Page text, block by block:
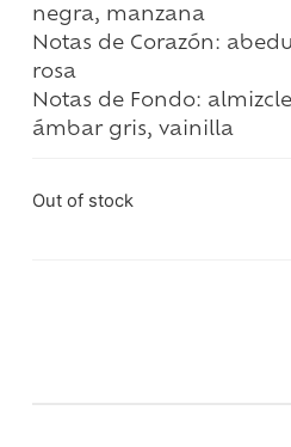
negra, manzana
Notas de Corazón:
rosa
Notas de Fondo:
ámbar gris, vainilla
Out of stock